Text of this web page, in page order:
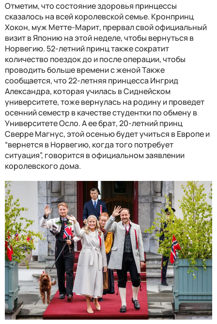
Отметим, что состояние здоровья принцессы
сказалось на всей королевской семье. Кронпринц
Хокон, муж Метте-Марит, прервал свой официальный
визит в Японию на этой неделе, чтобы вернуться в
Норвегию. 52-летний принц также сократит
количество поездок до и после операции, чтобы
проводить больше времени с женой Также
сообщается, что 22-летняя принцесса Ингрид
Александра, которая училась в Сиднейском
университете, тоже вернулась на родину и проведет
осенний семестр в качестве студентки по обмену в
Университете Осло. А ее брат, 20-летний принц
Сверре Магнус, этой осенью будет учиться в Европе и
“вернется в Норвегию, когда того потребует
ситуация”, говорится в официальном заявлении
королевского дома.